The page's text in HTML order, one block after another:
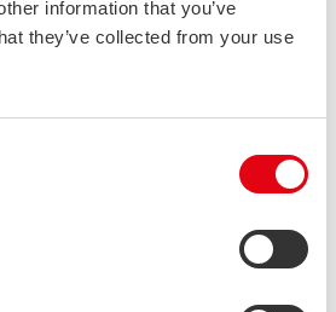
information that you’ve
they’ve collected from your use